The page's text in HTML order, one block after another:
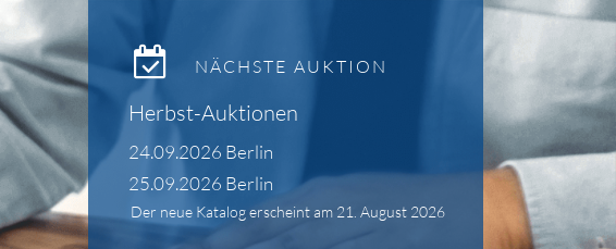
NÄCHSTE AUKTION
Herbst-Auktionen
24.09.2026 Berlin
25.09.2026 Berlin
Der neue Katalog erscheint am 21. August 2026